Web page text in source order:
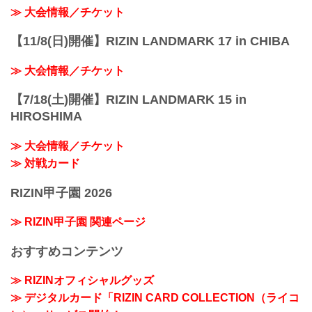
≫ 大会情報／チケット
【11/8(日)開催】RIZIN LANDMARK 17 in CHIBA
≫ 大会情報／チケット
【7/18(土)開催】RIZIN LANDMARK 15 in
HIROSHIMA
≫ 大会情報／チケット
≫ 対戦カード
RIZIN甲子園 2026
≫ RIZIN甲子園 関連ページ
おすすめコンテンツ
≫ RIZINオフィシャルグッズ
≫ デジタルカード「RIZIN CARD COLLECTION（ライコ